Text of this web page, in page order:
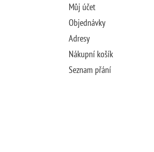
Můj účet
Objednávky
Adresy
Nákupní košík
Seznam přání